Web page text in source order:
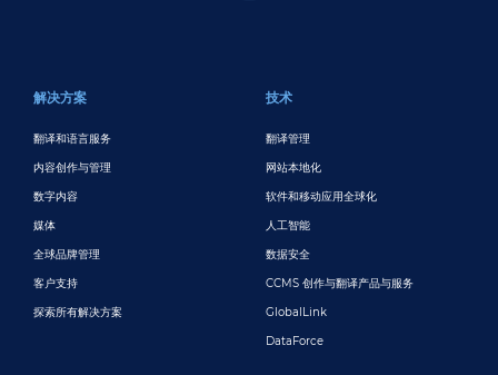
解决方案
翻译和语言服务
内容创作与管理
数字内容
媒体
全球品牌管理
客户支持
探索所有解决方案
技术
翻译管理
网站本地化
软件和移动应用全球化
人工智能
数据安全
CCMS 创作与翻译产品与服务
GlobalLink
DataForce